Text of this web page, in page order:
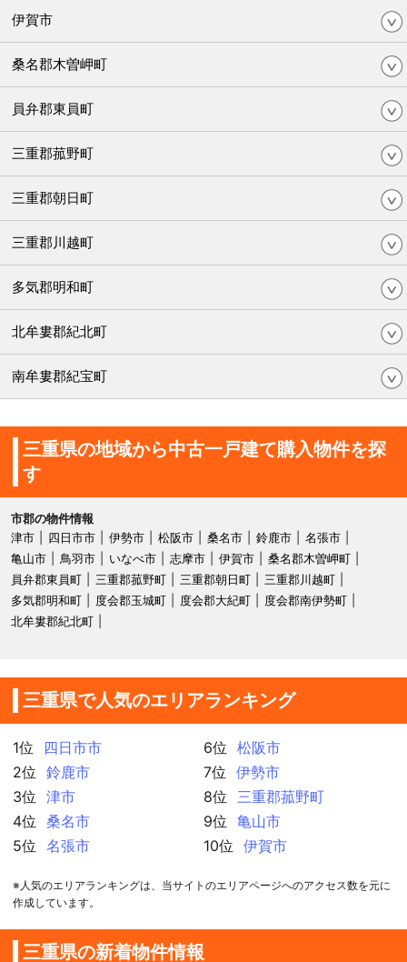
伊賀市
桑名郡木曽岬町
員弁郡東員町
三重郡菰野町
三重郡朝日町
三重郡川越町
多気郡明和町
北牟婁郡紀北町
南牟婁郡紀宝町
三重県の地域から中古一戸建て購入物件を探
す
市郡の物件情報
津市
四日市市 伊勢市 松阪市 桑名市 鈴鹿市
名張市
亀山市
鳥羽市 いなべ市 志摩市 伊賀市
桑名郡木曽岬町
員弁郡東員町
三重郡菰野町 三重郡朝日町
三重郡川越町
多気郡明和町
度会郡玉城町 度会郡大紀町
度会郡南伊勢町
北牟婁郡紀北町
三重県で人気のエリアランキング
1位
四日市市
2位
鈴鹿市
3位
津市
4位
桑名市
5位
名張市
6位
松阪市
7位
伊勢市
8位
三重郡菰野町
9位
亀山市
10位
伊賀市
※人気のエリアランキングは、当サイトのエリアページへのアクセス数を元に
作成しています。
三重県の新着物件情報